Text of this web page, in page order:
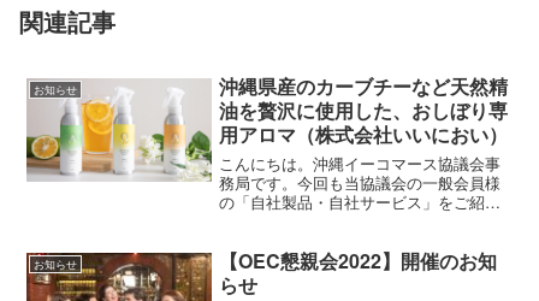
関連記事
お知らせ
沖縄県産のカーブチーなど天然精
油を贅沢に使用した、おしぼり専
用アロマ（株式会社いいにおい）
こんにちは。沖縄イーコマース協議会事
務局です。今回も当協議会の一般会員様
の「自社製品・自社サービス」をご紹介
た、おしぼり専用アロマ』のご紹介です
ホテルのラウンジや飲食店の...
お知らせ
【OEC懇親会2022】開催のお知
らせ